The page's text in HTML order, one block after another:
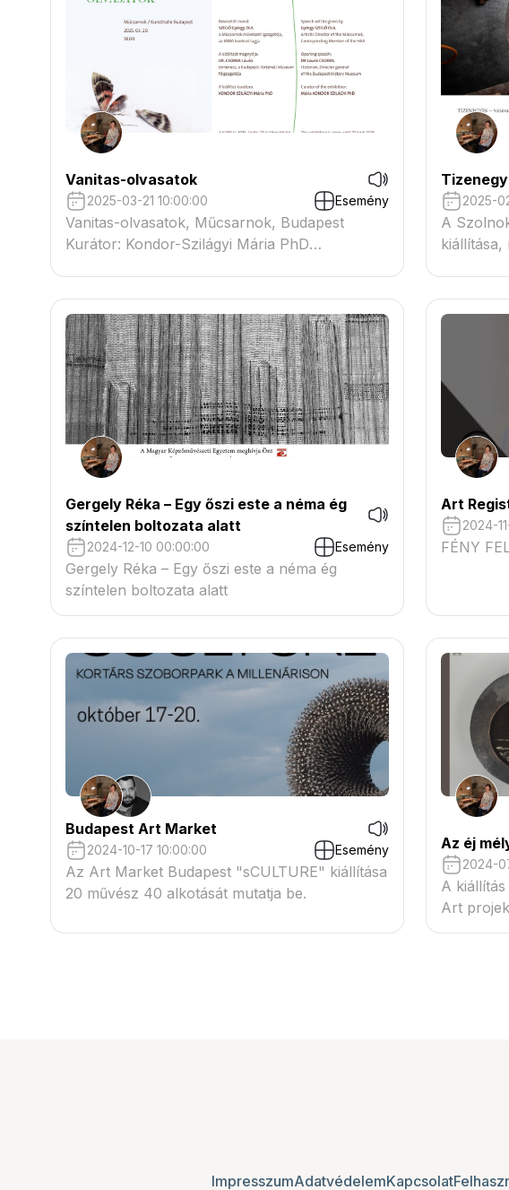
Vanitas-olvasatok
2025-03-21 10:00:00 Esemény
Vanitas-olvasatok, Műcsarnok, Budapest
Kurátor: Kondor-Szilágyi Mária PhD
2025-
A
kiállítása,
Gergely Réka – Egy őszi este a néma ég
színtelen boltozata alatt
2024-12-10 00:00:00 Esemény
Gergely Réka – Egy őszi este a néma ég
színtelen boltozata alatt
Art
2024-
FÉNY
Budapest Art Market
2024-10-17 10:00:00 Esemény
Az Art Market Budapest "sCULTURE" kiállítása
20 művész 40 alkotását mutatja be.
Az éj
2024-
A
Art
ImpresszumAdatvédelemKapcsolat